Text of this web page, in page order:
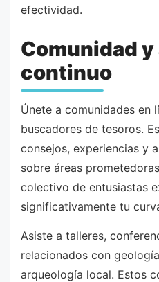
efectividad.
Comunidad
continuo
Únete a comunidades en
buscadores de tesoros.
consejos, experiencias y
sobre áreas
colectivo de entusiastas
significativamente tu
Asiste a talleres,
relacionados con
arqueología local. Estos